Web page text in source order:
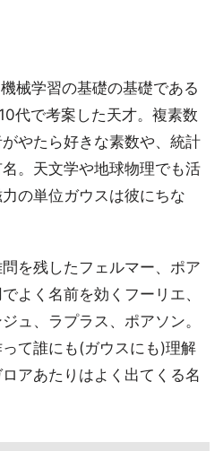
械学習の基礎の基礎である
代で考案した天才。複素数
やたら好きな素数や、統計
。天文学や地球物理でも活
の単位ガウスは彼にちな
を残したフェルマー、ポア
よく名前を効くフーリエ、
ュ、ラプラス、ポアソン。
て誰にも(ガウスにも)理解
アあたりはよく出てくる名